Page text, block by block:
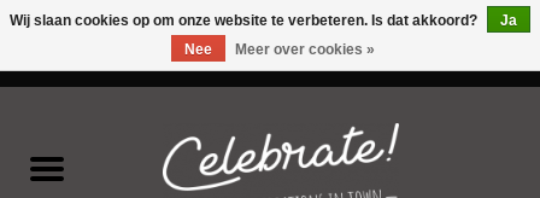
Latex ballonnen
Wij slaan cookies op om onze website te verbeteren. Is dat akkoord?
Ja
Nee
Meer over cookies »